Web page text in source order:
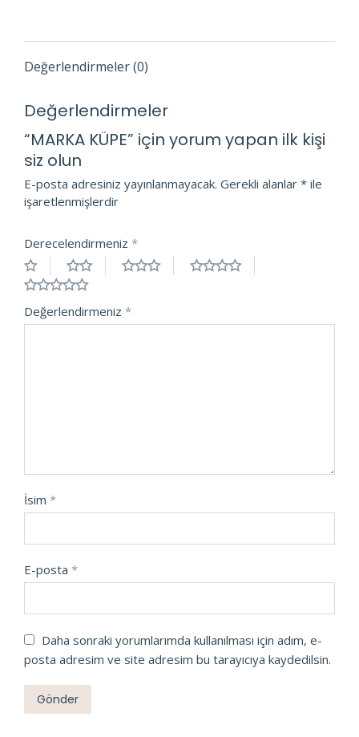
Değerlendirmeler (0)
Değerlendirmeler
“MARKA KÜPE” için yorum yapan ilk kişi
siz olun
E-posta adresiniz yayınlanmayacak. Gerekli alanlar * ile
işaretlenmişlerdir
Derecelendirmeniz *
Değerlendirmeniz *
İsim *
E-posta *
Daha sonraki yorumlarımda kullanılması için adım, e-
posta adresim ve site adresim bu tarayıcıya kaydedilsin.